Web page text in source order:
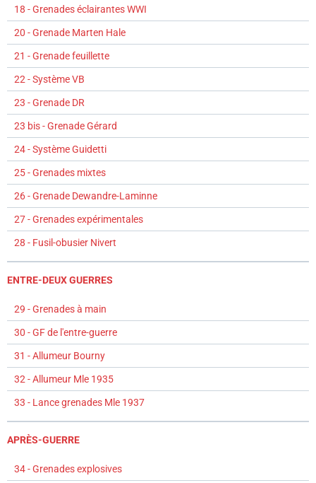
18 - Grenades éclairantes WWI
20 - Grenade Marten Hale
21 - Grenade feuillette
22 - Système VB
23 - Grenade DR
23 bis - Grenade Gérard
24 - Système Guidetti
25 - Grenades mixtes
26 - Grenade Dewandre-Laminne
27 - Grenades expérimentales
28 - Fusil-obusier Nivert
ENTRE-DEUX GUERRES
29 - Grenades à main
30 - GF de l'entre-guerre
31 - Allumeur Bourny
32 - Allumeur Mle 1935
33 - Lance grenades Mle 1937
APRÈS-GUERRE
34 - Grenades explosives